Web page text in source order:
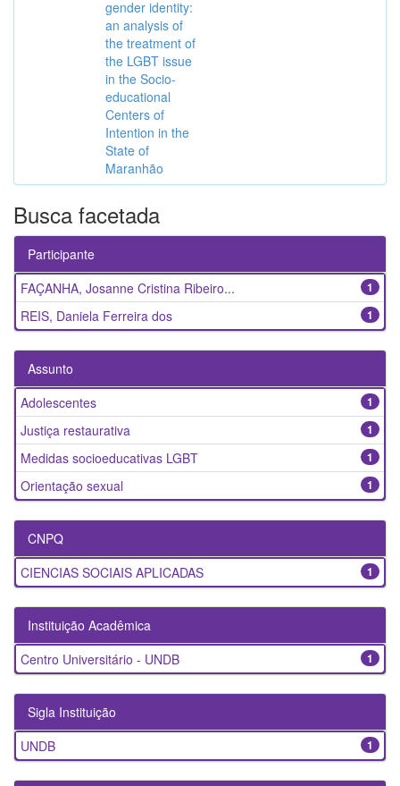
gender identity:
an analysis of
the treatment of
the LGBT issue
in the Socio-
educational
Centers of
Intention in the
State of
Maranhão
Busca facetada
Participante
1
FAÇANHA, Josanne Cristina Ribeiro...
1
REIS, Daniela Ferreira dos
Assunto
1
Adolescentes
1
Justiça restaurativa
1
Medidas socioeducativas LGBT
1
Orientação sexual
CNPQ
1
CIENCIAS SOCIAIS APLICADAS
Instituição Acadêmica
1
Centro Universitário - UNDB
Sigla Instituição
1
UNDB